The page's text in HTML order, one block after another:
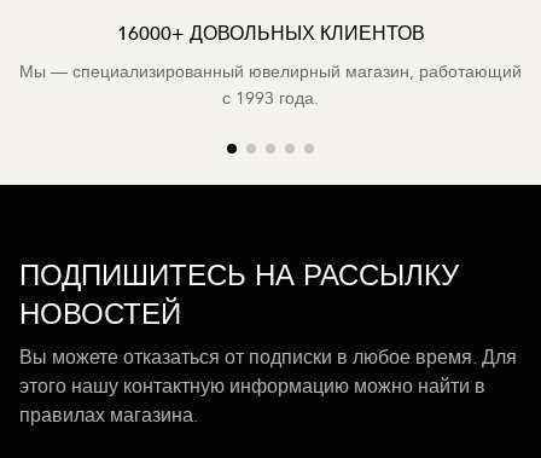
16000+ ДОВОЛЬНЫХ КЛИЕНТОВ
Мы — специализированный ювелирный магазин, работающий
с 1993 года.
ПОДПИШИТЕСЬ НА РАССЫЛКУ
НОВОСТЕЙ
Вы можете отказаться от подписки в любое время. Для
этого нашу контактную информацию можно найти в
правилах магазина.